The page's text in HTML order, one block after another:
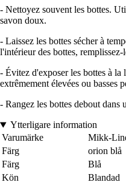
- Nettoyez souvent les bottes.
savon doux.
- Laissez les bottes sécher à
l'intérieur des bottes,
- Évitez d'exposer les bottes à la
extrêmement élevées ou basses
- Rangez les bottes debout dans
Ytterligare information
Varumärke
Mikk-
Färg
orion blå
Färg
Blå
Kön
Blandad